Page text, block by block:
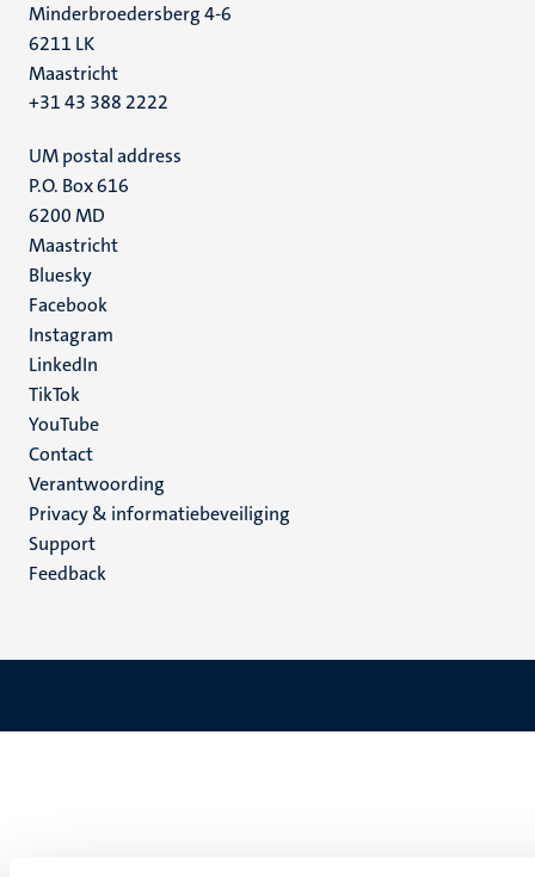
Minderbroedersberg 4-6
6211 LK
Maastricht
+31 43 388 2222
UM postal address
P.O. Box 616
6200 MD
Maastricht
Social
media
Bluesky
Facebook
Instagram
LinkedIn
TikTok
YouTube
Menu
footer
(NL)
Contact
Verantwoording
Privacy & informatiebeveiliging
Support
Feedback